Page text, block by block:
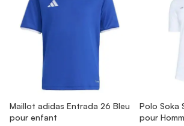
Maillot adidas Entrada 26 Bleu
pour enfant
Polo Soka
pour